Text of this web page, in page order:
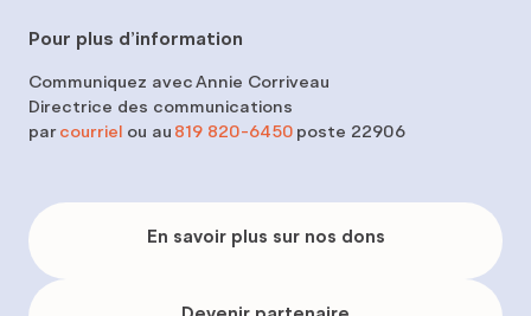
Pour plus d’information
Communiquez avec Annie Corriveau
Directrice des communications
par courriel ou au 819 820-6450 poste 22906
En
savoir
sur
nos
dons
En savoir plus sur nos dons
Devenir
partenaire